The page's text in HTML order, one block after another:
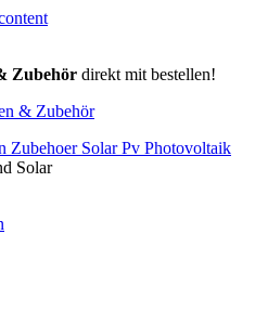
Zubehördirekt mit bestellen!
& Zubehör
Solar